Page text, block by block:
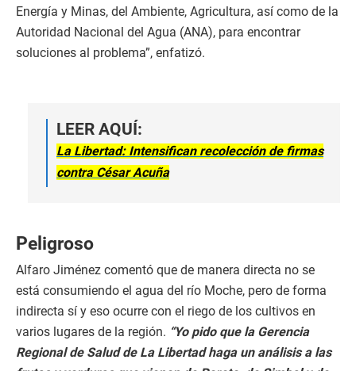
Energía y Minas, del Ambiente, Agricultura, así como de la
Autoridad Nacional del Agua (ANA), para encontrar
soluciones al problema”, enfatizó.
LEER AQUÍ:
La Libertad: Intensifican recolección de firmas
contra César Acuña
Peligroso
Alfaro Jiménez comentó que de manera directa no se
está consumiendo el agua del río Moche, pero de forma
indirecta sí y eso ocurre con el riego de los cultivos en
varios lugares de la región. “Yo pido que la Gerencia
Regional de Salud de La Libertad haga un análisis a las